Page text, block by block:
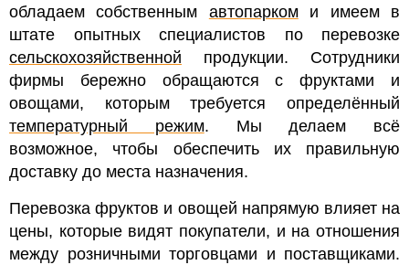
обладаем собственным автопаркоми имеем в
штате опытных специалистов по перевозке
сельскохозяйственной продукции. Сотрудники
фирмы бережно обращаются с фруктами и
овощами, которым требуется определённый
температурный режим. Мы делаем всё
возможное, чтобы обеспечить их правильную
доставку до места назначения.
Перевозка фруктов и овощей напрямую влияет на
цены, которые видят покупатели, и на отношения
между розничными торговцами и поставщиками.